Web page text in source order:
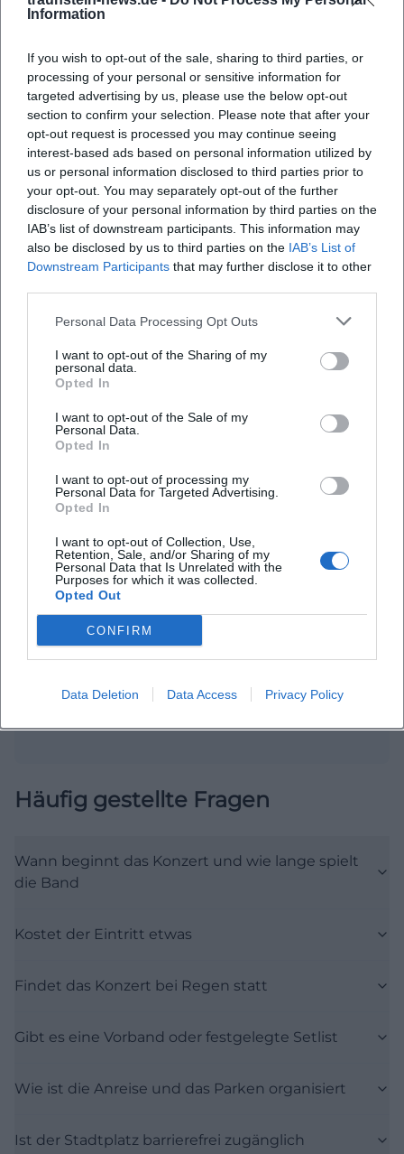
Information
If you wish to opt-out of the sale, sharing to third parties, or
processing of your personal or sensitive information for
targeted advertising by us, please use the below opt-out
section to confirm your selection. Please note that after your
opt-out request is processed you may continue seeing
interest-based ads based on personal information utilized by
us or personal information disclosed to third parties prior to
your opt-out. You may separately opt-out of the further
disclosure of your personal information by third parties on the
IAB’s list of downstream participants. This information may
also be disclosed by us to third parties on the IAB’s List of
Downstream Participants that may further disclose it to other
Personal Data Processing Opt Outs
I want to opt-out of the Sharing of my
personal data.
Opted In
I want to opt-out of the Sale of my
Personal Data.
Opted In
I want to opt-out of processing my
Personal Data for Targeted Advertising.
Opted In
I want to opt-out of Collection, Use,
Retention, Sale, and/or Sharing of my
Personal Data that Is Unrelated with the
Purposes for which it was collected.
Opted Out
CONFIRM
Data Deletion Data Access Privacy Policy
Konzerterlebnis direkt am Stadtplatz und sichert euch
Offizielle Kanäle von Cuartuno:
Instagram: Kein offizielles Profil gefunden
Facebook: Kein offizielles Profil gefunden
YouTube: Kein offizielles Profil gefunden
Spotify: Kein offizielles Profil gefunden
TikTok: Kein offizielles Profil gefunden
Quellen:
Cuartuno – Die Band (Offizielle Bandseite)
Große Kreisstadt Traunstein – Kultsommer
Passauer Neue Presse – Konzert mit Cuartuno, 21.07.2025
Stadtplatzpassage – Anfahrt & Parken
Traunstein News – Stadtplatz fußläufig erreichbar,
barrierearm
Map unavailable
Open in Google Maps
Häufig gestellte Fragen
Wann beginnt das Konzert und wie lange spielt
die Band
Kostet der Eintritt etwas
Findet das Konzert bei Regen statt
Gibt es eine Vorband oder festgelegte Setlist
Wie ist die Anreise und das Parken organisiert
Ist der Stadtplatz barrierefrei zugänglich